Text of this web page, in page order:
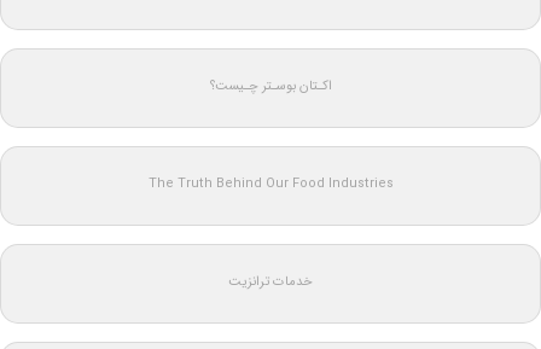
اکـتان بوسـتر چـیست؟
The Truth Behind Our Food Industries
خدمات ترانزیت